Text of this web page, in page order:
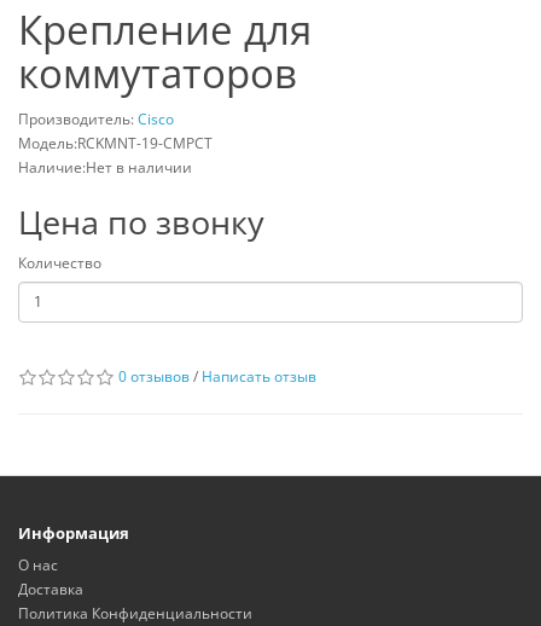
Крепление для
коммутаторов
Производитель:Cisco
Модель:RCKMNT-19-CMPCT
Наличие:Нет в наличии
Цена по звонку
Количество
0 отзывов/ Написать отзыв
Информация
О нас
Доставка
Политика Конфиденциальности